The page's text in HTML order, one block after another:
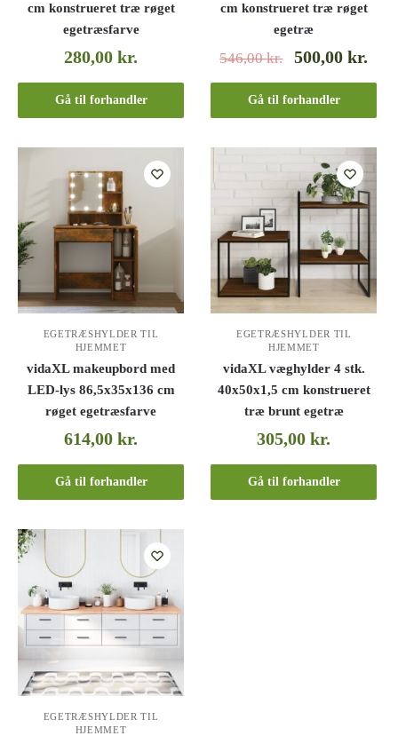
cm konstrueret træ røget
egetræsfarve
280,00kr.
Gå til forhandler
cm konstrueret træ røget
egetræ
546,00kr. 500,00kr.
Gå til forhandler
EGETRÆSHYLDER TIL
HJEMMET
vidaXL makeupbord med
LED-lys 86,5x35x136 cm
røget egetræsfarve
614,00kr.
Gå til forhandler
EGETRÆSHYLDER TIL
HJEMMET
vidaXL væghylder 4 stk.
40x50x1,5 cm konstrueret
træ brunt egetræ
305,00kr.
Gå til forhandler
EGETRÆSHYLDER TIL
HJEMMET